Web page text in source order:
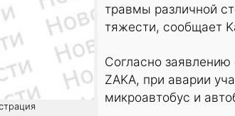
травмы различной
тяжести, сообщает
Согласно заявлению
ZAKA, при аварии
микроавтобус и